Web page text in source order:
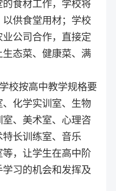
食材工作，学校将
供食堂用材；学校
公司合作，直接定
态菜、健康菜、满
校按高中教学规格要
化学实训室、生物
、美术室、心理咨
长训练室、音乐
，让学生在高中阶
习的机会和发挥及